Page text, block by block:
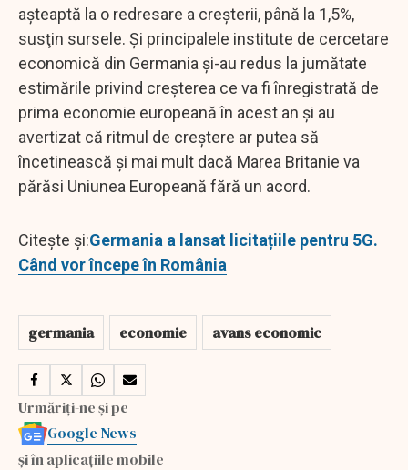
aşteaptă la o redresare a creşterii, până la 1,5%,
susţin sursele. Şi principalele institute de cercetare
economică din Germania şi-au redus la jumătate
estimările privind creşterea ce va fi înregistrată de
prima economie europeană în acest an şi au
avertizat că ritmul de creştere ar putea să
încetinească şi mai mult dacă Marea Britanie va
părăsi Uniunea Europeană fără un acord.
Citește și:Germania a lansat licitațiile pentru 5G.
Când vor începe în România
germania economie avans economic
Urmăriți-ne și pe
Google News
și în aplicațiile mobile